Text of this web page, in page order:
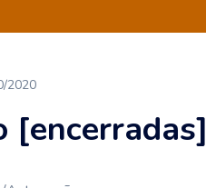
2020
[encerradas]